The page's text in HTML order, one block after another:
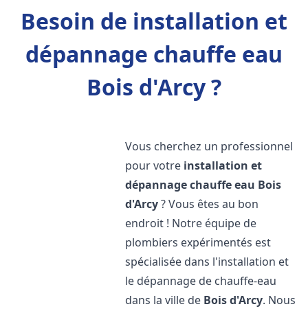
Besoin de installation et
dépannage chauffe eau
Bois d'Arcy ?
Vous cherchez un professionnel
pour votre installation et
dépannage chauffe eau Bois
d'Arcy? Vous êtes au bon
endroit ! Notre équipe de
plombiers expérimentés est
spécialisée dans l'installation et
le dépannage de chauffe-eau
dans la ville de Bois d'Arcy. Nous